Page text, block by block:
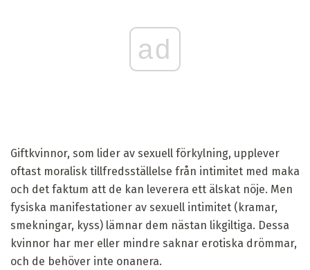
ad
Giftkvinnor, som lider av sexuell förkylning, upplever
oftast moralisk tillfredsställelse från intimitet med maka
och det faktum att de kan leverera ett älskat nöje. Men
fysiska manifestationer av sexuell intimitet (kramar,
smekningar, kyss) lämnar dem nästan likgiltiga. Dessa
kvinnor har mer eller mindre saknar erotiska drömmar,
och de behöver inte onanera.